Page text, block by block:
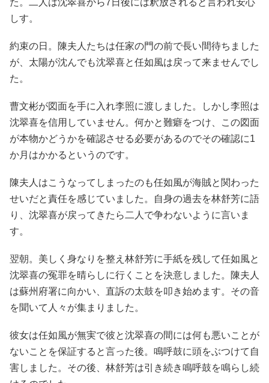
しす。
約束の日。陳夫人たちは任家の門の前で長い間待ちました
が、太陽が沈んでも沈翠喜と任如風は戻って来ませんでし
た。
曹文彬が図面を手に入れ李照に渡しました。しかし李照は
沈翠喜を信用していません。何かと難癖をつけ、この図面
が本物かどうかを確認させる必要があるのでその確認に1
か月はかかるというのです。
陳夫人はこうなってしまったのも任如風が海賊と関わった
せいだと責任を感じていました。自身の過去を林舒芳に語
り、沈翠喜が戻ってきたら二人で争わないように言いま
す。
翌朝。美しく身なりを整え林舒芳に手紙を残して任如風と
沈翠喜の冤罪を晴らしに行くことを決意しました。陳夫人
は蘇州府署に向かい、直訴の太鼓を叩き始めます。その音
を聞いて人々が集まりました。
彼女は任如風が無実で彼と沈翠喜の間には何も悪いことが
ないことを保証すると言った後。鳴呼鼓に頭をぶつけて自
害しました。その後、林舒芳は引き続き鳴呼鼓を鳴らし続